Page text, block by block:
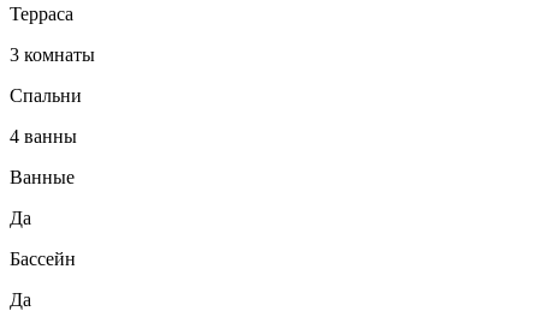
Терраса
3 комнаты
Спальни
4 ванны
Ванные
Да
Бассейн
Да